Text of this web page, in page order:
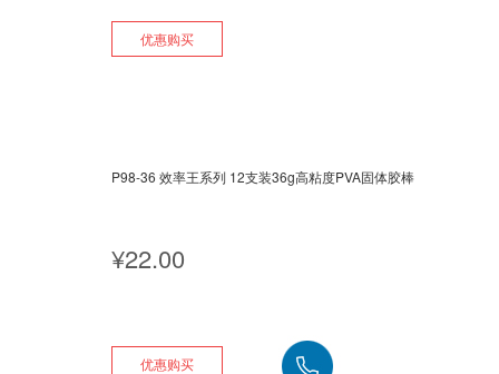
优惠购买
P98-36 效率王系列 12支装36g高粘度PVA固体胶棒
¥22.00
优惠购买